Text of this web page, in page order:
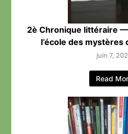
2è Chronique littéraire —
l’école des mystères
juin 7,
Read